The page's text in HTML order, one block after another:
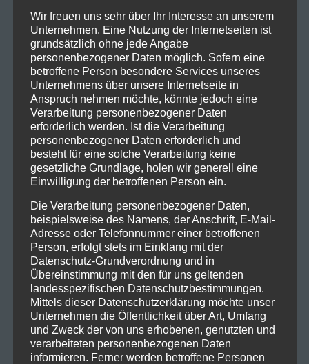
Wir freuen uns sehr über Ihr Interesse an unserem
Unternehmen. Eine Nutzung der Internetseiten ist
grundsätzlich ohne jede Angabe
personenbezogener Daten möglich. Sofern eine
betroffene Person besondere Services unseres
Unternehmens über unsere Internetseite in
Anspruch nehmen möchte, könnte jedoch eine
Verarbeitung personenbezogener Daten
erforderlich werden. Ist die Verarbeitung
personenbezogener Daten erforderlich und
besteht für eine solche Verarbeitung keine
gesetzliche Grundlage, holen wir generell eine
Einwilligung der betroffenen Person ein.
Die Verarbeitung personenbezogener Daten,
beispielsweise des Namens, der Anschrift, E-Mail-
Adresse oder Telefonnummer einer betroffenen
Person, erfolgt stets im Einklang mit der
Datenschutz-Grundverordnung und in
Übereinstimmung mit den für uns geltenden
landesspezifischen Datenschutzbestimmungen.
Mittels dieser Datenschutzerklärung möchte unser
Unternehmen die Öffentlichkeit über Art, Umfang
und Zweck der von uns erhobenen, genutzten und
verarbeiteten personenbezogenen Daten
informieren. Ferner werden betroffene Personen